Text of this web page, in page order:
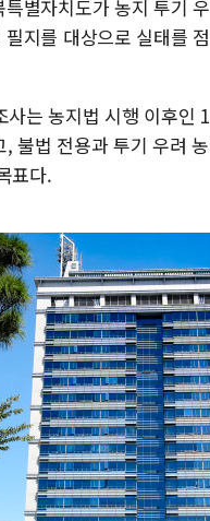
별자치도가 농지 투기
지를 대상으로 실태를
는 농지법 시행 이후인
불법 전용과 투기 우려
표다.